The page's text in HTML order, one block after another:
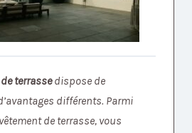
terrassedispose de
différents. Parmi
de terrasse, vous